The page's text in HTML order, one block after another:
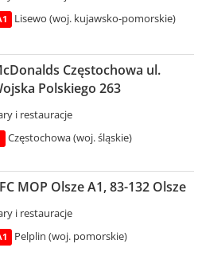
Lisewo (woj. kujawsko-pomorskie)
Częstochowa ul.
Polskiego 263
i restauracje
Częstochowa (woj. śląskie)
MOP Olsze A1, 83-132 Olsze
i restauracje
Pelplin (woj. pomorskie)